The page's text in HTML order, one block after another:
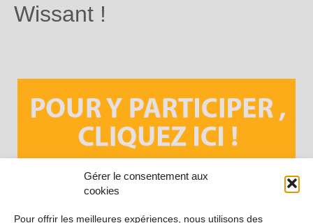
Gérer le consentement aux
cookies
Pour offrir les meilleures expériences, nous utilisons des
Wissant !